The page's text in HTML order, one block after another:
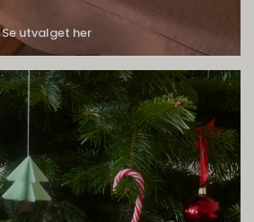
Se utvalget her